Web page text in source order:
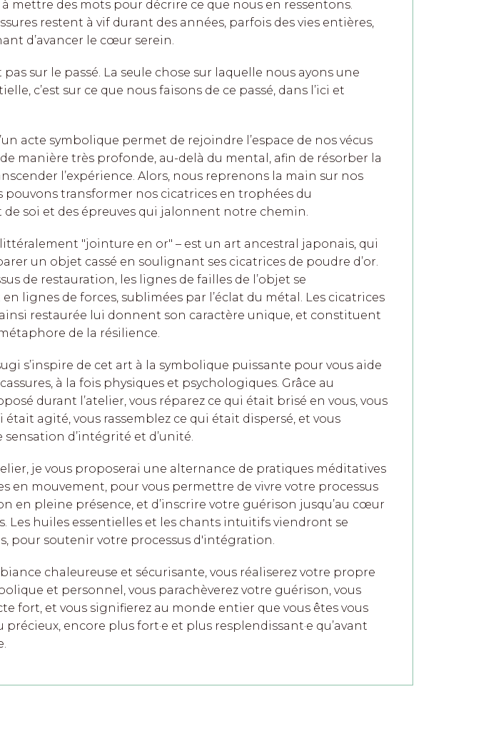
mettre des mots pour décrire ce que nous en ressentons.
restent à vif durant des années, parfois des vies entières,
d’avancer le cœur serein.
sur le passé. La seule chose sur laquelle nous ayons une
c’est sur ce que nous faisons de ce passé, dans l’ici et
acte symbolique permet de rejoindre l’espace de nos vécus
manière très profonde, au-delà du mental, afin de résorber la
l’expérience. Alors, nous reprenons la main sur nos
pouvons transformer nos cicatrices en trophées du
de soi et des épreuves qui jalonnent notre chemin.
"jointure en or" – est un art ancestral japonais, qui
un objet cassé en soulignant ses cicatrices de poudre d’or.
de restauration, les lignes de failles de l’objet se
lignes de forces, sublimées par l’éclat du métal. Les cicatrices
restaurée lui donnent son caractère unique, et constituent
de la résilience.
s’inspire de cet art à la symbolique puissante pour vous aide
à la fois physiques et psychologiques. Grâce au
durant l’atelier, vous réparez ce qui était brisé en vous, vous
était agité, vous rassemblez ce qui était dispersé, et vous
sensation d’intégrité et d’unité.
je vous proposerai une alternance de pratiques méditatives
en mouvement, pour vous permettre de vivre votre processus
en pleine présence, et d’inscrire votre guérison jusqu’au cœur
Les huiles essentielles et les chants intuitifs viendront se
pour soutenir votre processus d'intégration.
chaleureuse et sécurisante, vous réaliserez votre propre
et personnel, vous parachèverez votre guérison, vous
fort, et vous signifierez au monde entier que vous êtes vous
précieux, encore plus fort·e et plus resplendissant·e qu’avant